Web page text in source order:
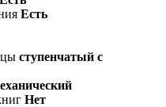
Есть
ступенчатый с
Нет